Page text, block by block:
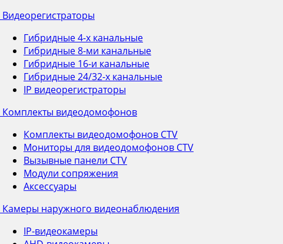
Видеорегистраторы
Гибридные 4-х канальные
Гибридные 8-ми канальные
Гибридные 16-и канальные
Гибридные 24/32-х канальные
IP видеорегистраторы
Комплекты видеодомофонов
Комплекты видеодомофонов CTV
Мониторы для видеодомофонов CTV
Вызывные панели CTV
Модули сопряжения
Аксессуары
Камеры наружного видеонаблюдения
IP-видеокамеры